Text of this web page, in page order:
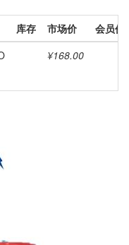
库存 市场价
会员价
¥168.00